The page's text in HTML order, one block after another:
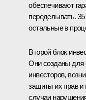
обеспечивают
переделывать.
остальные в
Второй блок
Они созданы для
инвесторов,
защиты их прав и
случаи